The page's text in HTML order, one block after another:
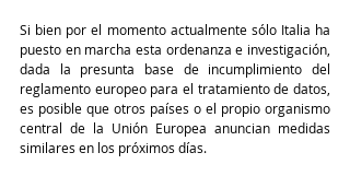
Si bien por el momento actualmente sólo Italia ha
puesto en marcha esta ordenanza e investigación,
dada la presunta base de incumplimiento del
reglamento europeo para el tratamiento de datos,
es posible que otros países o el propio organismo
central de la Unión Europea anuncian medidas
similares en los próximos días.